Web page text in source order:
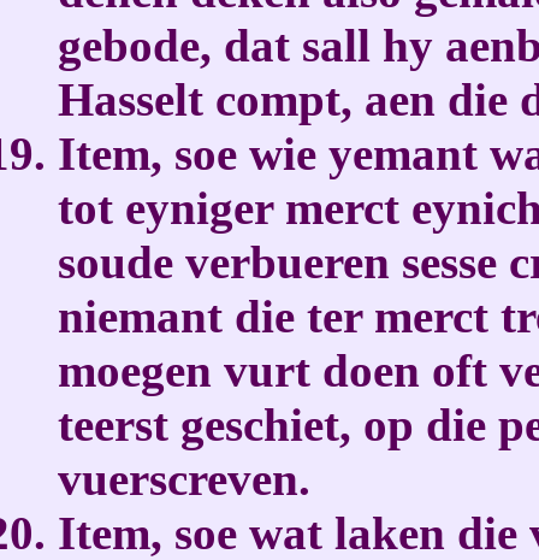
gebode, dat sall hy
Hasselt compt, aen die
Item, soe wie yemant
tot eyniger merct
soude verbueren sesse
niemant die ter merct
moegen vurt doen oft
teerst geschiet, op die
vuerscreven.
Item, soe wat laken